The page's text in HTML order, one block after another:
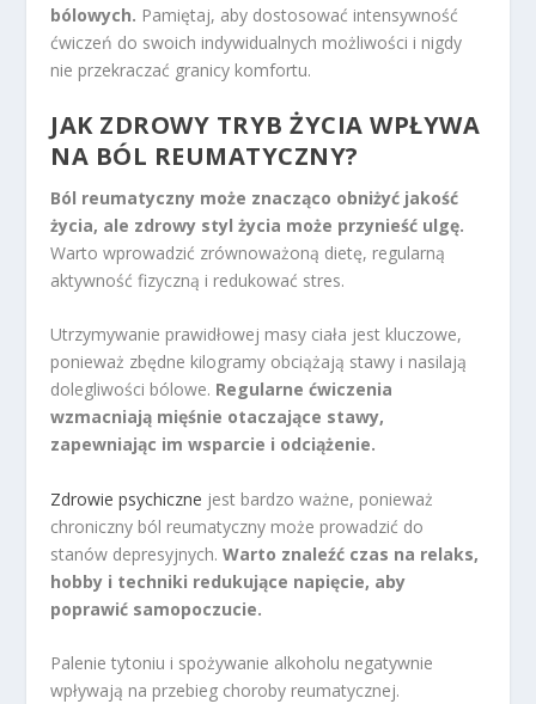
bólowych. Pamiętaj, aby dostosować intensywność
ćwiczeń do swoich indywidualnych możliwości i nigdy
nie przekraczać granicy komfortu.
JAK ZDROWY TRYB ŻYCIA WPŁYWA
NA BÓL REUMATYCZNY?
Ból reumatyczny może znacząco obniżyć jakość
życia, ale zdrowy styl życia może przynieść ulgę.
Warto wprowadzić zrównoważoną dietę, regularną
aktywność fizyczną i redukować stres.
Utrzymywanie prawidłowej masy ciała jest kluczowe,
ponieważ zbędne kilogramy obciążają stawy i nasilają
dolegliwości bólowe. Regularne ćwiczenia
wzmacniają mięśnie otaczające stawy,
zapewniając im wsparcie i odciążenie.
Zdrowie psychiczne jest bardzo ważne, ponieważ
chroniczny ból reumatyczny może prowadzić do
stanów depresyjnych.Warto znaleźć czas na relaks,
hobby i techniki redukujące napięcie, aby
poprawić samopoczucie.
Palenie tytoniu i spożywanie alkoholu negatywnie
wpływają na przebieg choroby reumatycznej.